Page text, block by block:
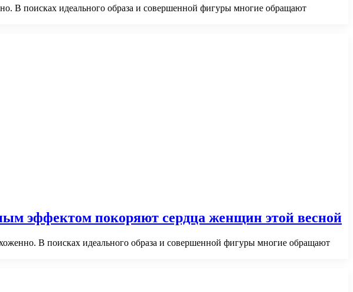
В поисках идеального образа и совершенной фигуры многие обращают
эффектом покоряют сердца женщин этой весной
В поисках идеального образа и совершенной фигуры многие обращают